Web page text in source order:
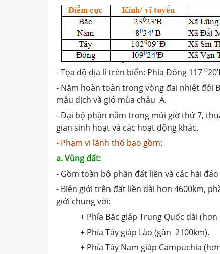
- Tọa độ địa lí trên biển: Phía Đông 117 0
- Nằm hoàn toàn trong vòng đai nhiệt đới
mậu dịch và gió mùa châu Á.
- Đại bộ phận nằm trong múi giờ thứ 7,
gian sinh hoạt và các hoạt động khác.
- Phạm vi lãnh thổ bao gồm:
a. Vùng đất:
- Gồm toàn bộ phần đất liền và các hải
- Biên giới trên đất liền dài hơn 4600km,
giới chung với:
+ Phía Bắc giáp Trung Quốc dài (hơn
+ Phía Tây giáp Lào (gần 2100km).
+ Phía Tây Nam giáp Campuchia